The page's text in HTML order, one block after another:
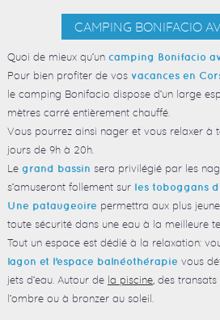
CAMPING BONIFACIO
Quoi de mieux qu’un camping Bonifacio
Pour bien profiter de vos vacances en
le camping Bonifacio dispose d’un large
mètres carré entièrement chauffé.
Vous pourrez ainsi nager et vous relaxer à
jours de 9h à 20h.
Le grand bassin sera privilégié par les
s’amuseront follement sur les toboggans
Une pataugeoire permettra aux plus
toute sécurité dans une eau à la meilleure
Tout un espace est dédié à la relaxation:
lagon et l’espace balnéothérapie vous
jets d’eau. Autour de la piscine, des
l’ombre ou à bronzer au soleil.